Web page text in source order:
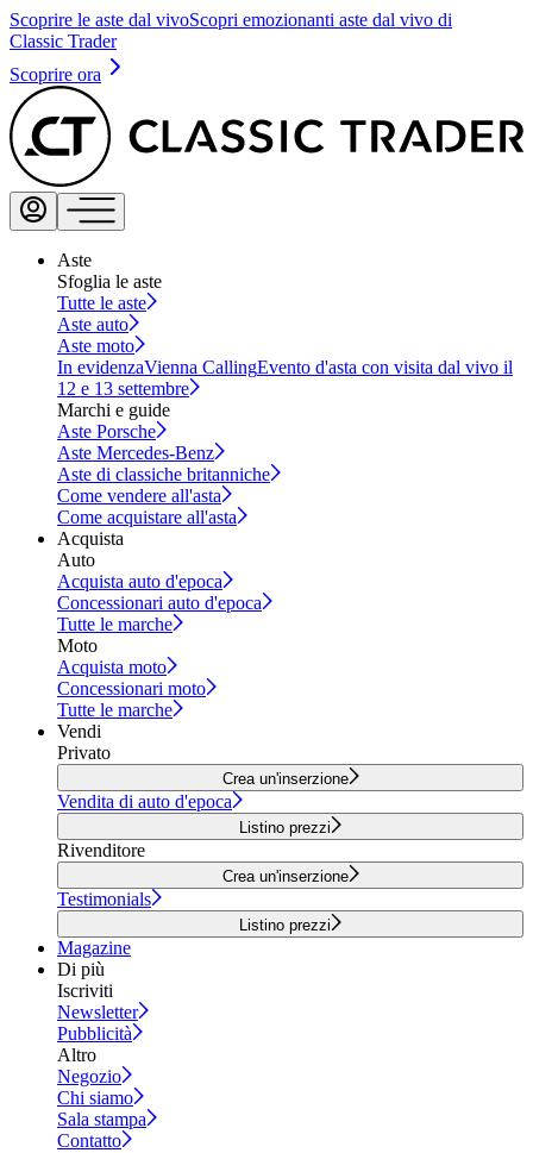
Scoprire le aste dal vivoScopri emozionanti aste dal vivo di
Classic Trader
Scoprire ora
Aste
Sfoglia le aste
Tutte le aste
Aste auto
Aste moto
In evidenzaVienna CallingEvento d'asta con visita dal vivo il
12 e 13 settembre
Marchi e guide
Aste Porsche
Aste Mercedes-Benz
Aste di classiche britanniche
Come vendere all'asta
Come acquistare all'asta
Acquista
Auto
Acquista auto d'epoca
Concessionari auto d'epoca
Tutte le marche
Moto
Acquista moto
Concessionari moto
Tutte le marche
Vendi
Privato
Crea un'inserzione
Vendita di auto d'epoca
Listino prezzi
Rivenditore
Crea un'inserzione
Testimonials
Listino prezzi
Magazine
Di più
Iscriviti
Newsletter
Pubblicità
Altro
Negozio
Chi siamo
Sala stampa
Contatto